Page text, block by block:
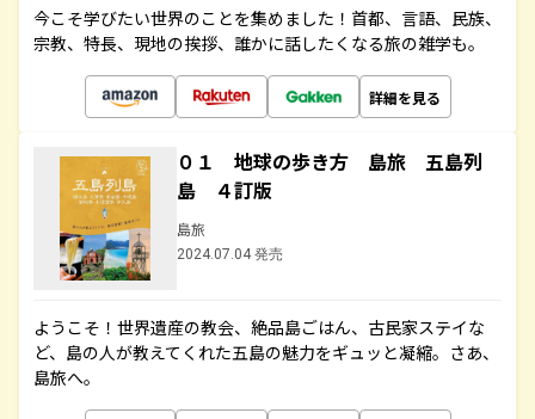
今こそ学びたい世界のことを集めました！首都、言語、民族、
宗教、特長、現地の挨拶、誰かに話したくなる旅の雑学も。
詳細を見る
０１ 地球の歩き方 島旅 五島列
島 ４訂版
島旅
2024.07.04 発売
ようこそ！世界遺産の教会、絶品島ごはん、古民家ステイな
ど、島の人が教えてくれた五島の魅力をギュッと凝縮。さあ、
島旅へ。